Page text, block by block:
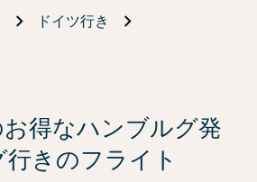
ドイツ行き
得なハンブルグ発
きのフライト
は、「オファーを見る」をクリック